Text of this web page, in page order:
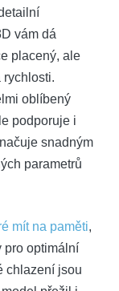
vám dá
placený, ale
rychlosti.
oblíbený
podporuje i
snadným
parametrů
mít na paměti,
pro optimální
chlazení jsou